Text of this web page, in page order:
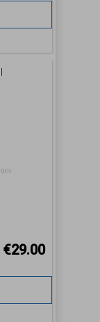
€29.00